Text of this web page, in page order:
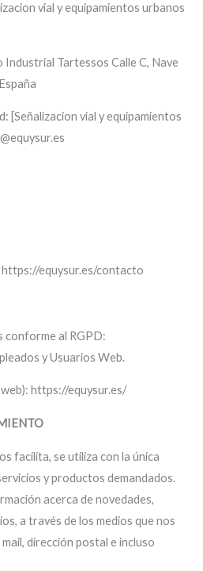
vial y equipamientos urbanos
Industrial Tartessos Calle C, Nave
[Señalizacion vial y equipamientos
equysur.es/contacto
conforme al RGPD:
y Usuarios Web.
https://equysur.es/
facilita, se utiliza con la única
y productos demandados.
acerca de novedades,
a través de los medios que nos
dirección postal e incluso